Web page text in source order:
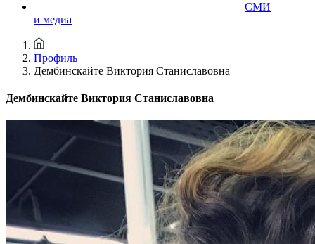
СМИ
и медиа
Профиль
Дембинскайте Виктория Станиславовна
Дембинскайте Виктория Станиславовна